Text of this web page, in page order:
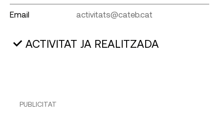
Email activitats@cateb.cat
ACTIVITAT JA REALITZADA
PUBLICITAT